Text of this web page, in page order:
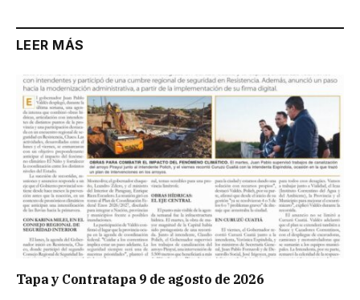
LEER MÁS
Tapa y Contratapa 9 de agosto de 2026